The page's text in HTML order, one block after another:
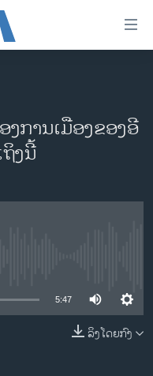
ງ​ການ​ເມືອງ​ຂອງ​ອີ​
ງນີ້
5:47
ລິງໂດຍກົງ